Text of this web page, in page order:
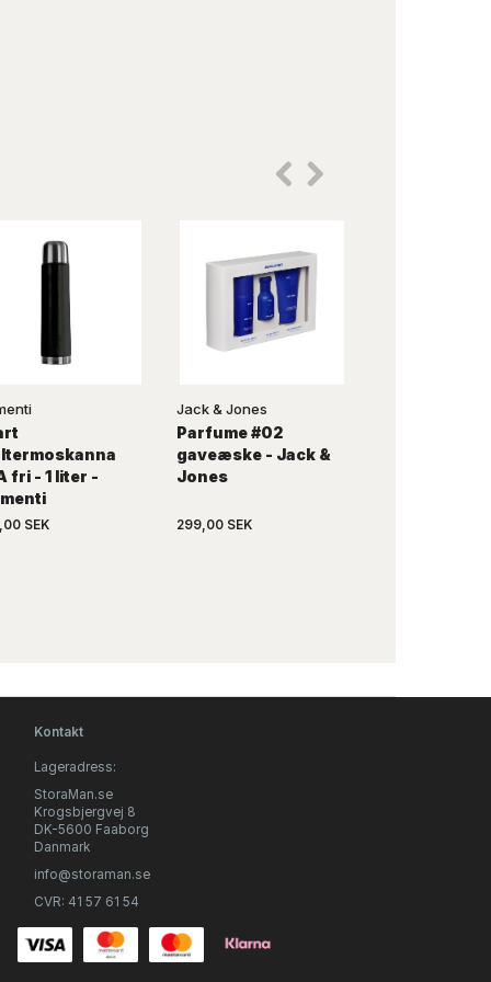
fri - 1 liter -
SEK
Jack & Jones
Parfume #02
gaveæske - Jack &
Jones
299,00 SEK
Kontakt
Lageradress:
StoraMan.se
Krogsbjergvej 8
DK-5600 Faaborg
Danmark
info@storaman.se
CVR: 41 57 61 54